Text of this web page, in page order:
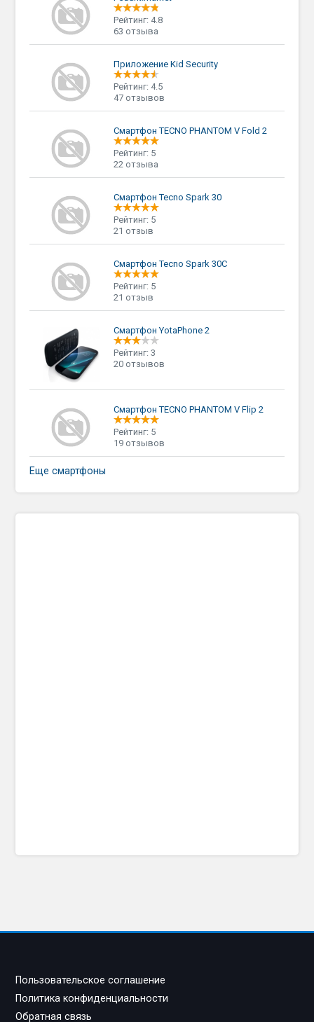
Рейтинг: 4.8
63 отзыва
Приложение Kid Security
Рейтинг: 4.5
47 отзывов
Смартфон TECNO PHANTOM V Fold 2
Рейтинг: 5
22 отзыва
Смартфон Tecno Spark 30
Рейтинг: 5
21 отзыв
Смартфон Tecno Spark 30C
Рейтинг: 5
21 отзыв
Смартфон YotaPhone 2
Рейтинг: 3
20 отзывов
Смартфон TECNO PHANTOM V Flip 2
Рейтинг: 5
19 отзывов
Еще смартфоны
Пользовательское соглашение
Политика конфиденциальности
Обратная связь